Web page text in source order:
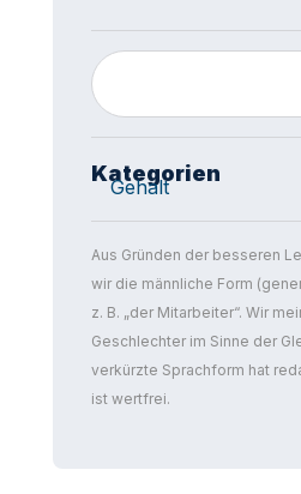
Kategorien
Gehalt
Aus Gründen der besseren
wir die männliche Form
z. B. „der Mitarbeiter“. Wir
Geschlechter im Sinne der
verkürzte Sprachform hat
ist wertfrei.